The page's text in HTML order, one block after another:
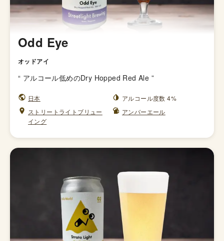
Odd Eye
オッドアイ
“ アルコール低めのDry Hopped Red Ale ”
日本
アルコール度数 4%
ストリートライトブリュー
イング
アンバーエール